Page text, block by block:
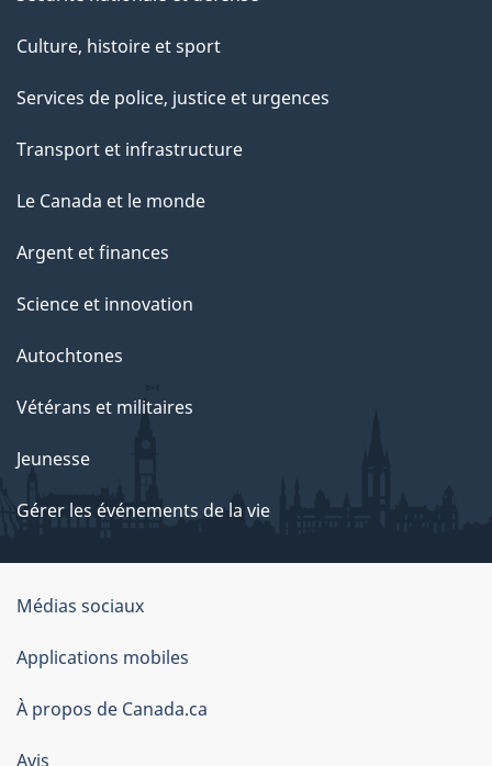
Culture, histoire et sport
Services de police, justice et urgences
Transport et infrastructure
Le Canada et le monde
Argent et finances
Science et innovation
Autochtones
Vétérans et militaires
Jeunesse
Gérer les événements de la vie
Organisation
du
gouvernement
du
Canada
Médias sociaux
Applications mobiles
À propos de Canada.ca
Avis